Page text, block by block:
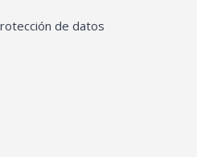
de datos